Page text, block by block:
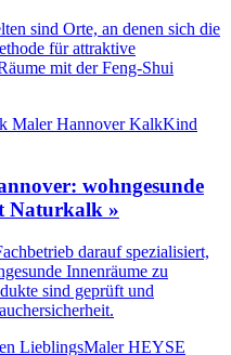
sind Orte, an denen sich die
für attraktive
mit der Feng-Shui
wohngesunde
Naturkalk »
darauf spezialisiert,
Innenräume zu
sind geprüft und